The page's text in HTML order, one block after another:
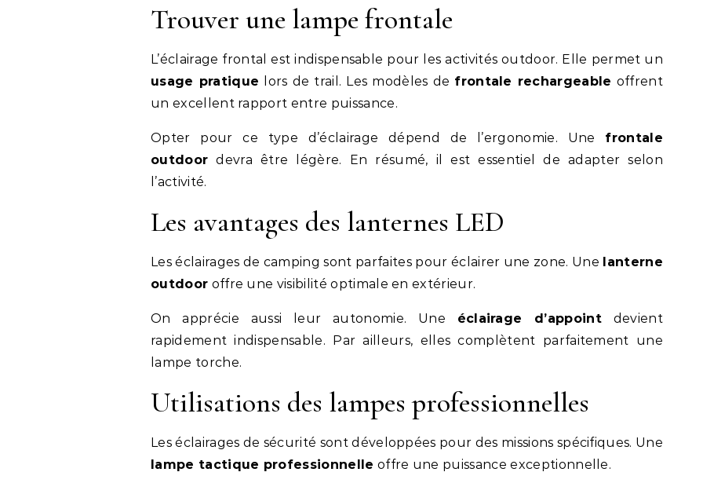
Trouver une lampe frontale
L’éclairage frontal est indispensable pour les activités outdoor. Elle permet un
usage pratique lors de trail. Les modèles de frontale rechargeable offrent
un excellent rapport entre puissance.
Opter pour ce type d’éclairage dépend de l’ergonomie. Une frontale
outdoor devra être légère. En résumé, il est essentiel de adapter selon
l’activité.
Les avantages des lanternes LED
Les éclairages de camping sont parfaites pour éclairer une zone. Une lanterne
outdoor offre une visibilité optimale en extérieur.
On apprécie aussi leur autonomie. Une éclairage d’appoint devient
rapidement indispensable. Par ailleurs, elles complètent parfaitement une
lampe torche.
Utilisations des lampes professionnelles
Les éclairages de sécurité sont développées pour des missions spécifiques. Une
lampe tactique professionnelle offre une puissance exceptionnelle.